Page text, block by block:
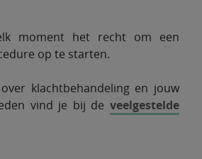
moment het recht om een
op te starten.
klachtbehandeling en jouw
vind je bij de veelgestelde